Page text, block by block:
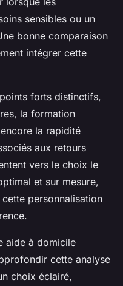
sensibles ou un
bonne comparaison
intégrer cette
forts distinctifs,
la formation
la rapidité
aux retours
vers le choix le
et sur mesure,
personnalisation
aide à domicile
cette analyse
choix éclairé,